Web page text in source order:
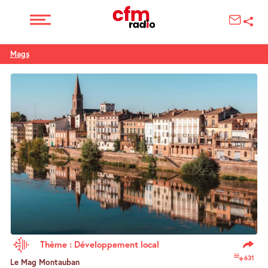
Mags
Thème : Développement local
631
Le Mag Montauban